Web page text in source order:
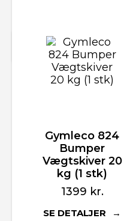
Gymleco 824
Bumper
Vægtskiver 20
kg (1 stk)
1399 kr.
SE DETALJER